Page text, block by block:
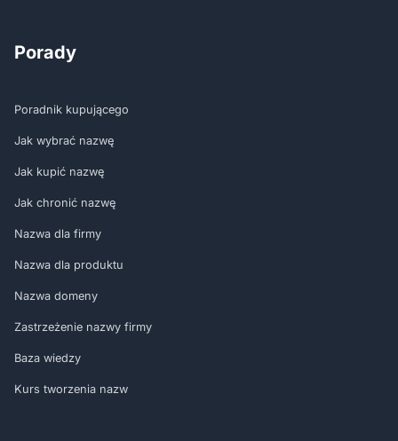
Porady
Poradnik kupującego
Jak wybrać nazwę
Jak kupić nazwę
Jak chronić nazwę
Nazwa dla firmy
Nazwa dla produktu
Nazwa domeny
Zastrzeżenie nazwy firmy
Baza wiedzy
Kurs tworzenia nazw